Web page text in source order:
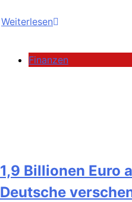
Weiterlesen
Finanzen
1,9 Billionen Euro
Deutsche